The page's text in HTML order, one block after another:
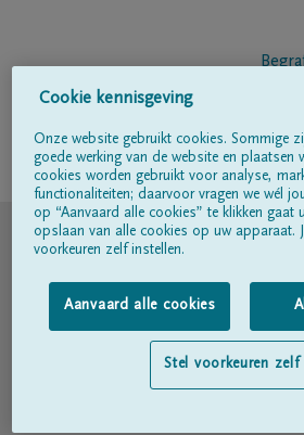
Volg ons op
© DELA
Privacyverklaring
Cookie kennisgeving
Onze website gebruikt cookies. Sommige
goede werking van de website en plaatsen
cookies worden gebruikt voor analyse,
functionaliteiten; daarvoor vragen we wél
op “Aanvaard alle cookies” te klikken gaat
opslaan van alle cookies op uw apparaat.
voorkeuren zelf instellen.
Aanvaard alle cookies
Stel voorkeuren zelf